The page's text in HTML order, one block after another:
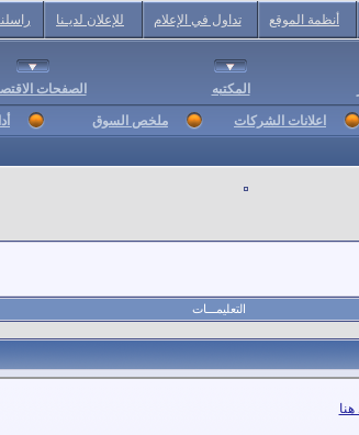
أنظمة الموقع تداول في الإعلام للإعلان لديـنا
المكتبه الصفحات
اعلانات الشركات ملخص السوق
التعليمـــات